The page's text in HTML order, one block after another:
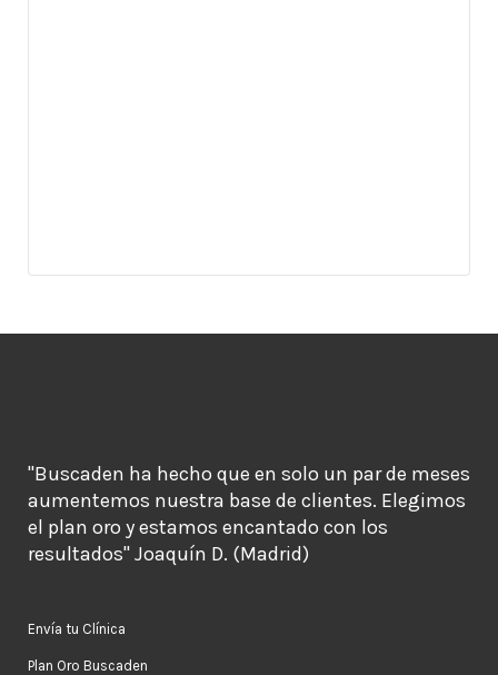
"Buscaden ha hecho que en solo un par de meses
aumentemos nuestra base de clientes. Elegimos
el plan oro y estamos encantado con los
resultados" Joaquín D. (Madrid)
Envía tu Clínica
Plan Oro Buscaden